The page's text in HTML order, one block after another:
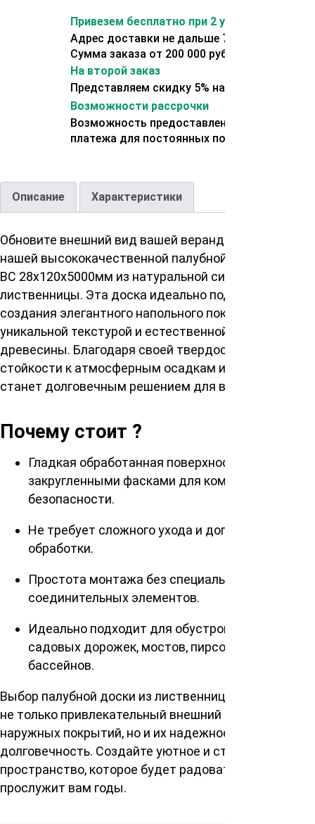
Привезем бесплатно при 2 условиях:
Адрес доставки не дальше 70 км от склада.
Сумма заказа от 200 000 рублей.
На второй заказ
Представляем скидку 5% на второй заказ
Возможности рассрочки
Возможность предоставления отсрочки
платежа для постоянных покупателей.
Описание Характеристики
Обновите внешний вид вашей веранды или сада с
нашей высококачественной палубной доской сорта
ВС 28х120х5000мм из натуральной сибирской
лиственницы. Эта доска идеально подойдет для
создания элегантного напольного покрытия с
уникальной текстурой и естественной красотой
древесины. Благодаря своей твердости и
стойкости к атмосферным осадкам истиранию, она
станет долговечным решением для вашего участка.
Почему стоит ?
Гладкая обработанная поверхность с
закругленными фасками для комфорта и
безопасности.
Не требует сложного ухода и дополнительной
обработки.
Простота монтажа без специальных
соединительных элементов.
Идеально подходит для обустройства веранд,
садовых дорожек, мостов, пирсов и зон вокруг
бассейнов.
Выбор палубной доски из лиственницы обеспечит
не только привлекательный внешний вид ваших
наружных покрытий, но и их надежность и
долговечность. Создайте уютное и стильное
пространство, которое будет радовать глаз и
прослужит вам годы.